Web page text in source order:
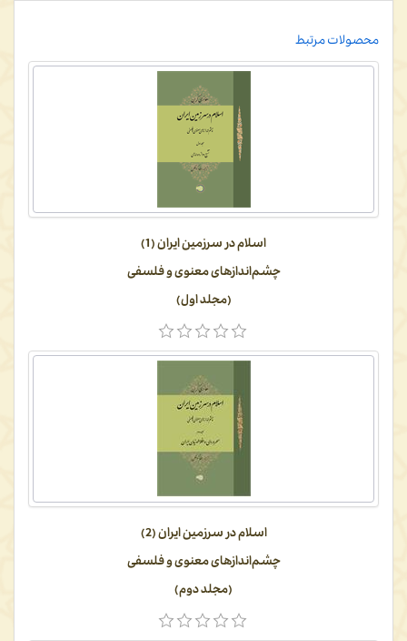
محصولات مرتبط
اسلام در سرزمین ایران (1)
چشم‌اندازهای معنوی و فلسفی
(مجلد اول)
اسلام در سرزمین ایران (2)
چشم‌اندازهای معنوی و فلسفی
(مجلد دوم)